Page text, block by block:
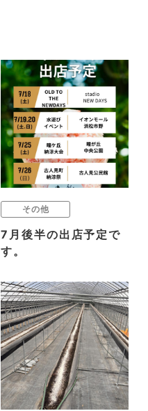
その他
7月後半の出店予定で
す。